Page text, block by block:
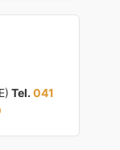
Tel. 041